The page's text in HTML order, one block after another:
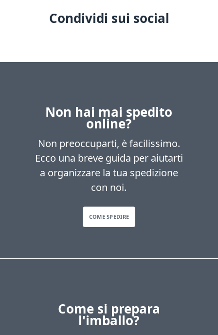
Condividi sui social
Non hai mai spedito
online?
Non preoccuparti, è facilissimo.
Ecco una breve guida per aiutarti
a organizzare la tua spedizione
con noi.
COME SPEDIRE
Come si prepara
l'imballo?